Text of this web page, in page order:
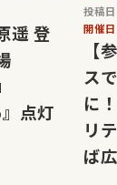
遥 登
点灯
投稿
開催日
【
ス
に
リ
ば